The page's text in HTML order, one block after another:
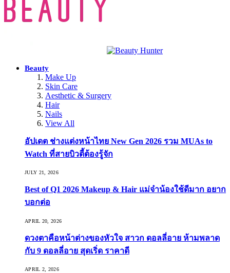
Beauty
Make Up
Skin Care
Aesthetic & Surgery
Hair
Nails
View All
อัปเดต ช่างแต่งหน้าไทย New Gen 2026 รวม MUAs to
Watch ที่สายบิวตี้ต้องรู้จัก
JULY 21, 2026
Best of Q1 2026 Makeup & Hair แม่จ๋าน้องใช้ดีมาก อยาก
บอกต่อ
APRIL 20, 2026
ดวงตาคือหน้าต่างของหัวใจ สาวก ดอลลี่อาย ห้ามพลาด
กับ 9 ดอลลี่อาย สุดเริ่ด ราคาดี
APRIL 2, 2026